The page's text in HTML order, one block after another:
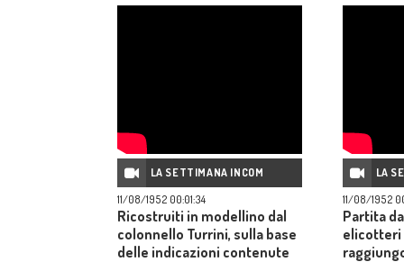
LA SETTIMANA INCOM
11/08/1952 00:01:34
Ricostruiti in modellino dal
colonnello Turrini, sulla base
delle indicazioni contenute
LA
11/08/1952
Partita